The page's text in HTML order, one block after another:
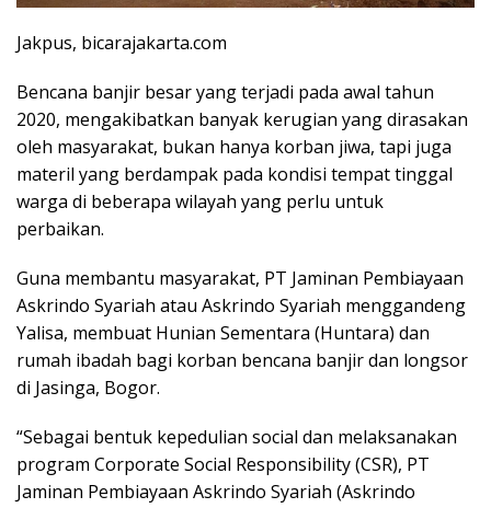
Jakpus, bicarajakarta.com
Bencana banjir besar yang terjadi pada awal tahun
2020, mengakibatkan banyak kerugian yang dirasakan
oleh masyarakat, bukan hanya korban jiwa, tapi juga
materil yang berdampak pada kondisi tempat tinggal
warga di beberapa wilayah yang perlu untuk
perbaikan.
Guna membantu masyarakat, PT Jaminan Pembiayaan
Askrindo Syariah atau Askrindo Syariah menggandeng
Yalisa, membuat Hunian Sementara (Huntara) dan
rumah ibadah bagi korban bencana banjir dan longsor
di Jasinga, Bogor.
“Sebagai bentuk kepedulian social dan melaksanakan
program Corporate Social Responsibility (CSR), PT
Jaminan Pembiayaan Askrindo Syariah (Askrindo